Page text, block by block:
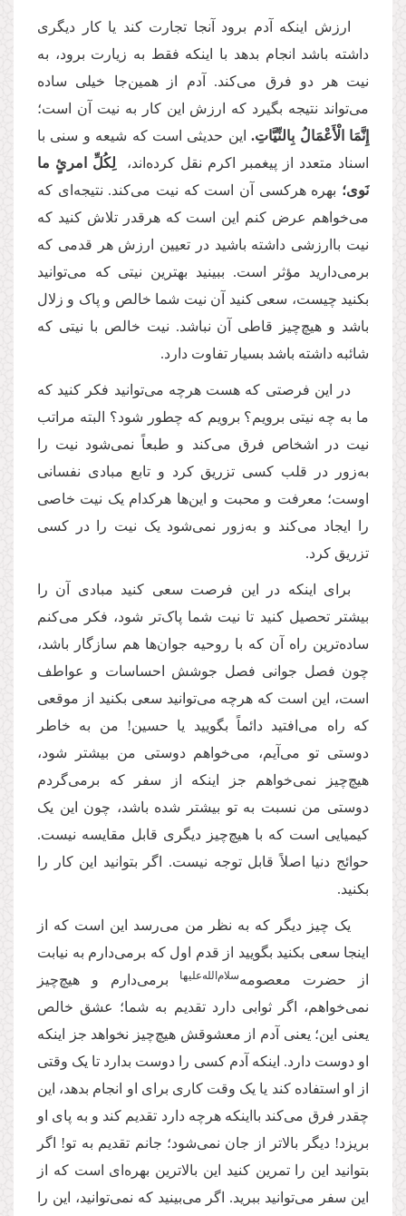
ارزش اینکه آدم برود آنجا تجارت کند یا کار دیگری
داشته باشد انجام بدهد با اینکه فقط به زیارت برود، به
نیت هر دو فرق می‌کند. آدم از همین‌جا خیلی ساده
می‌تواند نتیجه بگیرد که ارزش این کار به نیت آن است؛
إِنَّمَا الْأَعْمَالُ بِالنِّيَّاتِ.این حدیثی است که شیعه و سنی با
اسناد متعدد از پیغمبر اکرم نقل کرده‌اند، لِكُلِّ امرئٍ ما
نَوى؛ بهره هرکسی آن است که نیت می‌کند. نتیجه‌ای که
می‌خواهم عرض کنم این است که هرقدر تلاش کنید که
نیت باارزشی داشته باشید در تعیین ارزش هر قدمی که
برمی‌دارید مؤثر است. ببینید بهترین نیتی که می‌توانید
بکنید چیست، سعی کنید آن نیت شما خالص و پاک و زلال
باشد و هیچ‌چیز قاطی آن نباشد. نیت خالص با نیتی که
شائبه داشته باشد بسیار تفاوت دارد.
در این فرصتی که هست هرچه می‌توانید فکر کنید که
ما به چه نیتی برویم؟ برویم که چطور شود؟ البته مراتب
نیت در اشخاص فرق می‌کند و طبعاً‌ نمی‌شود نیت را
به‌زور در قلب کسی تزریق کرد و تابع مبادی نفسانی
اوست؛ معرفت و محبت و این‌ها هرکدام یک نیت خاصی
را ایجاد می‌کند و به‌زور نمی‌شود یک نیت را در کسی
تزریق کرد.
برای اینکه در این فرصت سعی کنید مبادی آن را
بیشتر تحصیل کنید تا نیت شما پاک‌تر شود، فکر می‌کنم
ساده‌ترین راه آن که با روحیه جوان‌ها هم سازگار باشد،
چون فصل جوانی فصل جوشش احساسات و عواطف
است، این است که هرچه می‌توانید سعی بکنید از موقعی
که راه می‌افتید دائماً بگویید یا حسین! من به خاطر
دوستی تو می‌آیم، می‌خواهم دوستی من بیشتر شود،
هیچ‌چیز نمی‌خواهم جز اینکه از سفر که برمی‌گردم
دوستی من نسبت به تو بیشتر شده باشد، چون این یک
کیمیایی است که با هیچ‌چیز دیگری قابل مقایسه نیست.
حوائج دنیا اصلاً قابل توجه نیست. اگر بتوانید این کار را
بکنید.
یک چیز دیگر که به نظر من می‌رسد این است که از
اینجا سعی بکنید بگویید از قدم اول که برمی‌دارم به نیابت
از حضرت معصومه‌سلام‌‌الله‌‌عليها
برمی‌دارم و هیچ‌چیز
نمی‌خواهم، اگر ثوابی دارد تقدیم به شما؛ عشق خالص
یعنی این؛ یعنی آدم از معشوقش هیچ‌چیز نخواهد جز اینکه
او دوست دارد. اینکه آدم کسی را دوست بدارد تا یک وقتی
از او استفاده کند یا یک وقت کاری برای او انجام بدهد، این
چقدر فرق می‌کند بااینکه هرچه دارد تقدیم کند و به پای او
بریزد! دیگر بالاتر از جان نمی‌شود؛ جانم تقدیم به تو! اگر
بتوانید این را تمرین کنید این بالاترین بهره‌ای است که از
این سفر می‌توانید ببرید. اگر می‌بینید که نمی‌توانید، این را